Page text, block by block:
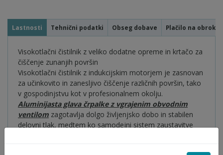
Lastnosti Tehnični podatki Obseg dobave Plačilo na obroke
Visokotlačni čistilnik z veliko dodatne opreme in krtačo za
čiščenje zunanjih površin
Visokotlačni čistilnik z indukcijskim motorjem je zasnovan
za učinkovito in zanesljivo čiščenje različnih površin, tako
v gospodinjstvu kot v profesionalnem okolju.
Aluminijasta glava črpalke z vgrajenim obvodnim
ventilom zagotavlja dolgo življenjsko dobo in stabilen
delovni tlak, medtem ko samodejni sistem zaustavitve